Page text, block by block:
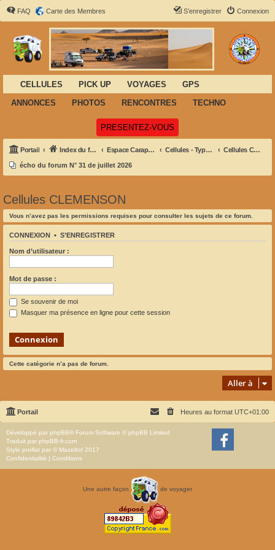
FAQ Carte des Membres Connexion
S’enregistrer
CELLULES PICK UP VOYAGES
GPS
ANNONCES
PHOTOS RENCONTRES TECHNO
PRESENTEZ-VOUS
Portail Index du forum Espace Carapace Cellules - Types et Marques Cellules CLEMENSON
écho du forum N° 31 de juillet 2026
Cellules CLEMENSON
Vous n’avez pas les permissions requises pour consulter les sujets de ce forum.
CONNEXION • S’ENREGISTRER
Nom d’utilisateur :
Mot de passe :
Se souvenir de moi
Masquer ma présence en ligne pour cette session
Cette catégorie n’a pas de forum.
Aller à
Portail Heures au format UTC+01:00
Développé par phpBB® Forum Software © phpBB Limited
Traduit par phpBB-fr.com
Style proflat par © Mazeltof 2017
Confidentialité | Conditions
Une autre façon de voyager